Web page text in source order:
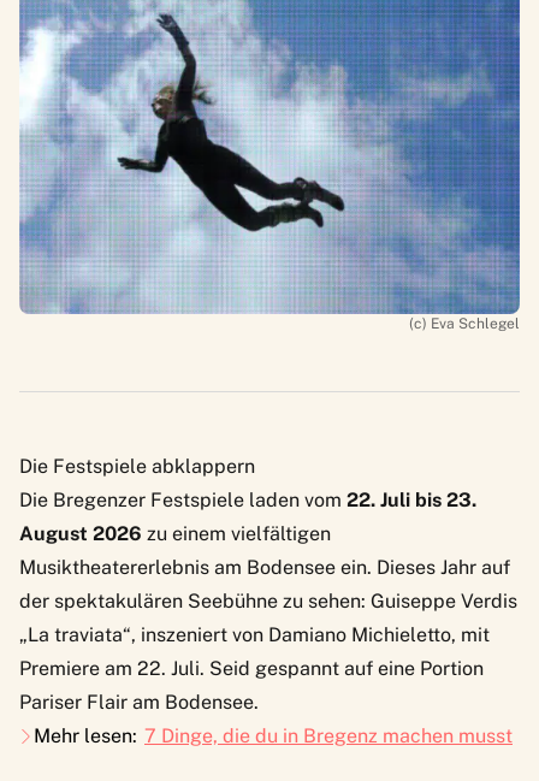
(c) Eva Schlegel
Die Festspiele abklappern
Die Bregenzer Festspiele laden vom 22. Juli bis 23.
August 2026 zu einem vielfältigen
Musiktheatererlebnis am Bodensee ein. Dieses Jahr auf
der spektakulären Seebühne zu sehen: Guiseppe Verdis
„La traviata“, inszeniert von Damiano Michieletto, mit
Premiere am 22. Juli. Seid gespannt auf eine Portion
Pariser Flair am Bodensee.
Mehr lesen: 7 Dinge, die du in Bregenz machen musst